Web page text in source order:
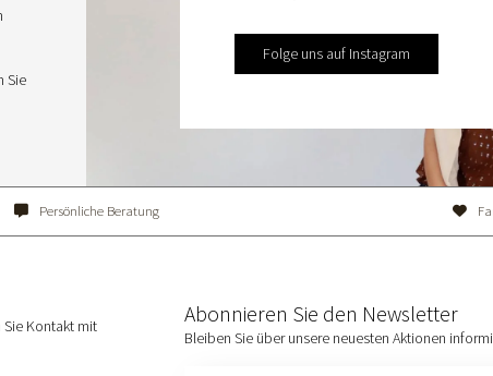
Sie
Folge uns auf Instagram
Persönliche Beratung
Sie Kontakt mit
Abonnieren Sie den Newsletter
Bleiben Sie über unsere neuesten Aktionen